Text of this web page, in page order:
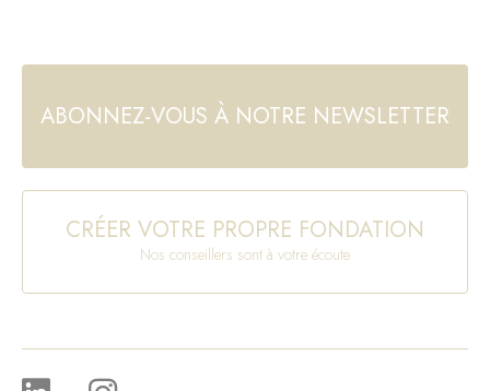
ABONNEZ-VOUS À NOTRE NEWSLETTER
CRÉER VOTRE PROPRE FONDATION
Nos conseillers sont à votre écoute